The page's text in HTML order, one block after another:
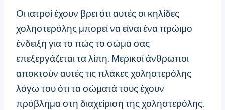
Οι ιατροί έχουν βρει ότι αυτές οι κηλίδες
χοληστερόλης μπορεί να είναι ένα πρώιμο
ένδειξη για το πώς το σώμα σας
επεξεργάζεται τα λίπη. Μερικοί άνθρωποι
αποκτούν αυτές τις πλάκες χοληστερόλης
λόγω του ότι τα σώματά τους έχουν
πρόβλημα στη διαχείριση της χοληστερόλης,